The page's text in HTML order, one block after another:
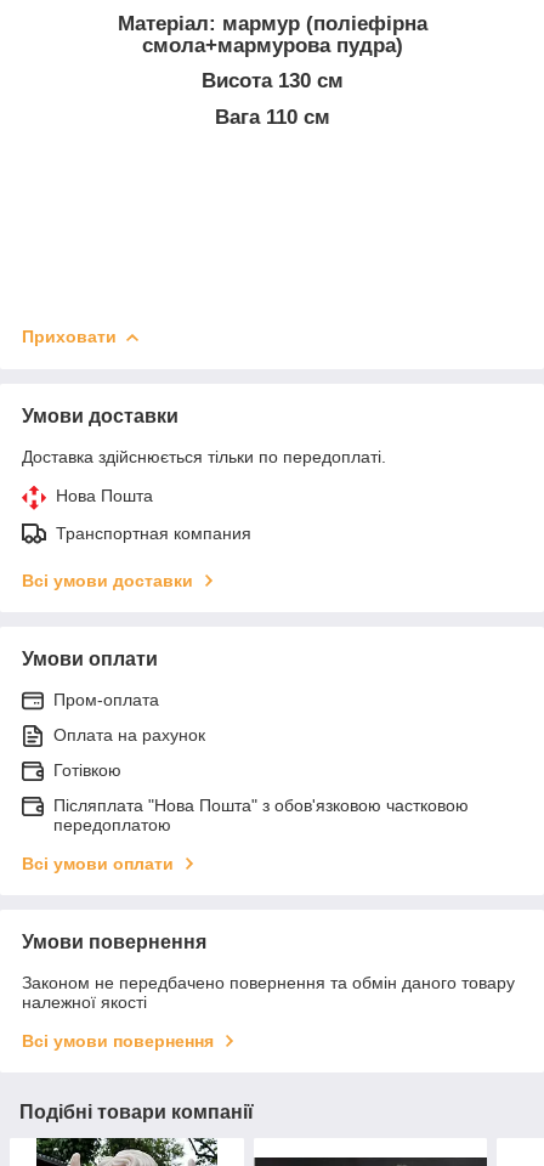
Матеріал: мармур (поліефірна
смола+мармурова пудра)
Висота 130 см
Вага 110 см
Приховати
Умови доставки
Доставка здійснюється тільки по передоплаті.
Нова Пошта
Транспортная компания
Всі умови доставки
Умови оплати
Пром-оплата
Оплата на рахунок
Готівкою
Післяплата "Нова Пошта" з обов'язковою частковою
передоплатою
Всі умови оплати
Умови повернення
Законом не передбачено повернення та обмін даного товару
належної якості
Всі умови повернення
Подібні товари компанії